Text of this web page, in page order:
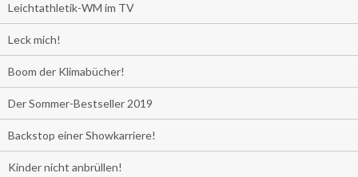
Leichtathletik-WM im TV
Leck mich!
Boom der Klimabücher!
Der Sommer-Bestseller 2019
Backstop einer Showkarriere!
Kinder nicht anbrüllen!